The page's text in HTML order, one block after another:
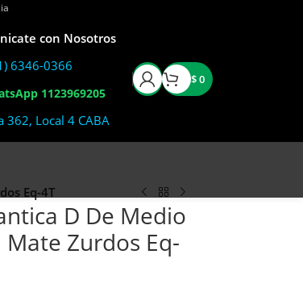
con Nosotros
6346-0366
1123969205
362, Local 4 CABA
$0
Eq-4T
D De Medio
Zurdos Eq-